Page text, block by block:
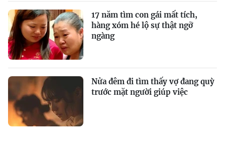
17 năm tìm con gái mất tích,
hàng xóm hé lộ sự thật ngỡ
ngàng
Nửa đêm đi tìm thấy vợ đang quỳ
trước mặt người giúp việc